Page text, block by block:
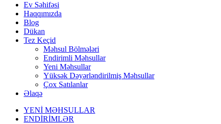
Ev Səhifəsi
Haqqımızda
Blog
Dükan
Tez Keçid
Məhsul Bölmələri
Endirimli Məhsullar
Yeni Məhsullar
Yüksək Dəyərləndirilmiş Məhsullar
Çox Satılanlar
Əlaqə
YENİ MƏHSULLAR
ENDİRİMLƏR